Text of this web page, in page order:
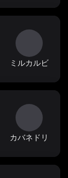
ミルカルビ
カバネドリ